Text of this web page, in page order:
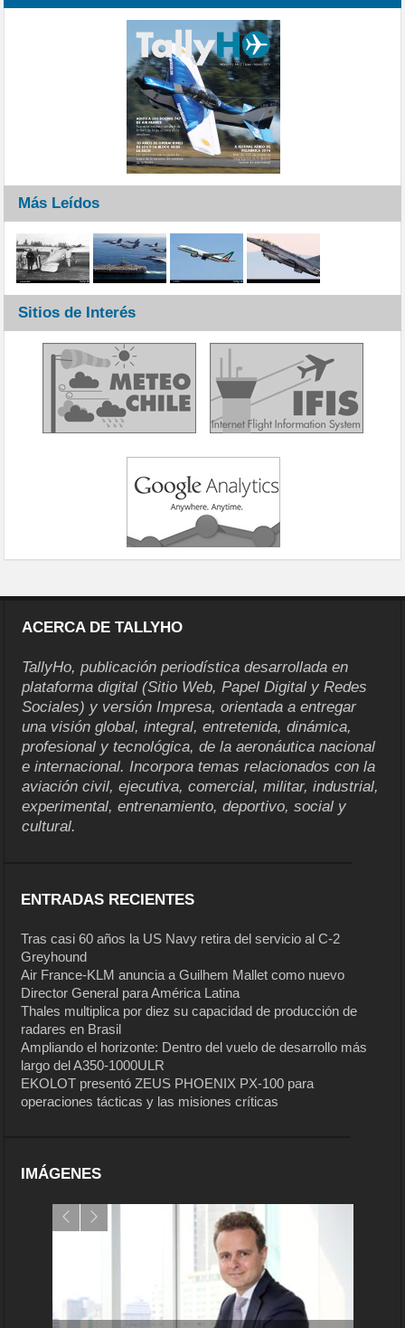
Más Leídos
Sitios de Interés
ACERCA DE TALLYHO
TallyHo, publicación periodística desarrollada en
plataforma digital (Sitio Web, Papel Digital y Redes
Sociales) y versión Impresa, orientada a entregar
una visión global, integral, entretenida, dinámica,
profesional y tecnológica, de la aeronáutica nacional
e internacional. Incorpora temas relacionados con la
aviación civil, ejecutiva, comercial, militar, industrial,
experimental, entrenamiento, deportivo, social y
cultural.
ENTRADAS RECIENTES
Tras casi 60 años la US Navy retira del servicio al C-2
Greyhound
Air France-KLM anuncia a Guilhem Mallet como nuevo
Director General para América Latina
Thales multiplica por diez su capacidad de producción de
radares en Brasil
Ampliando el horizonte: Dentro del vuelo de desarrollo más
largo del A350-1000ULR
EKOLOT presentó ZEUS PHOENIX PX-100 para
operaciones tácticas y las misiones críticas
IMÁGENES